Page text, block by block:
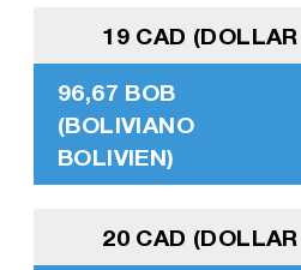
19 CAD
96,67 BOB
(BOLIVIANO
BOLIVIEN)
20 CAD